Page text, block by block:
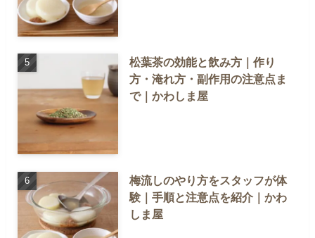
松葉茶の効能と飲み方｜作り
方・淹れ方・副作用の注意点ま
で｜かわしま屋
梅流しのやり方をスタッフが体
験｜手順と注意点を紹介｜かわ
しま屋